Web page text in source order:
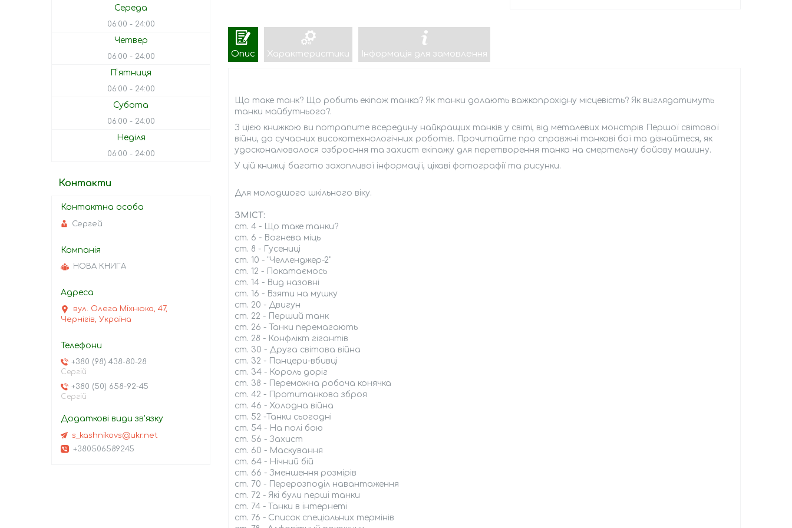
Опис Характеристики Інформація для замовлення
Що таке танк? Що робить екіпаж танка? Як танки долають важкопрохідну місцевість? Як виглядатимуть
танки майбутнього?.
З цією книжкою ви потрапите всередину найкращих танків у світі, від металевих монстрів Першої світової
війни, до сучасних високотехнологічних роботів. Прочитайте про справжні танкові бої та дізнайтеся, як
удосконалювалося озброєння та захист екіпажу для перетворення танка на смертельну бойову машину.
У цій книжці багато захопливої інформації, цікаві фотографії та рисунки.
Для молодшого шкільного віку.
ЗМІСТ:
ст. 4 - Що таке танки?
ст. 6 - Вогнева міць
ст. 8 - Гусениці
ст. 10 - "Челленджер-2"
ст. 12 - Покатаємось
ст. 14 - Вид назовні
ст. 16 - Взяти на мушку
ст. 20 - Двигун
ст. 22 - Перший танк
ст. 26 - Танки перемагають
ст. 28 - Конфлікт гігантів
ст. 30 - Друга світова війна
ст. 32 - Панцери-вбивці
ст. 34 - Король доріг
ст. 38 - Переможна робоча конячка
ст. 42 - Протитанкова зброя
ст. 46 - Холодна війна
ст. 52 -Танки сьогодні
ст. 54 - На полі бою
ст. 56 - Захист
ст. 60 - Маскування
ст. 64 - Нічний бій
ст. 66 - Зменшення розмірів
ст. 70 - Перерозподіл навантаження
ст. 72 - Які були перші танки
ст. 74 - Танки в інтернеті
ст. 76 - Список спеціальних термінів
Середа
06:00 24:00
Четвер
06:00 24:00
Пʼятниця
06:00 24:00
Субота
06:00 24:00
Неділя
06:00 24:00
Контакти
Сергей
НОВА КНИГА
вул. Олега Міхнюка, 47,
Чернігів, Україна
+380 (98) 438-80-28
Сергій
+380 (50) 658-92-45
Сергій
s_kashnikovs@ukr.net
+380506589245